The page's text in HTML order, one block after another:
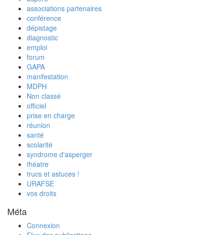
associations partenaires
conférence
dépistage
diagnostic
emploi
forum
GAPA
manifestation
MDPH
Non classé
officiel
prise en charge
réunion
santé
scolarité
syndrome d'asperger
théatre
trucs et astuces !
URAFSE
vos droits
Méta
Connexion